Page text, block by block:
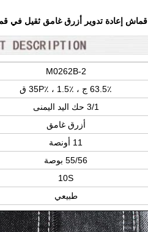
قماش إعادة تدوير أزرق غامق ثقيل في
M0262B-2
63.5٪ ج ، 35P٪ ، 1.5٪ ق
3/1 حك اليد اليمنى
أزرق غامق
11 أونصة
55/56 بوصة
10S
طبيعي